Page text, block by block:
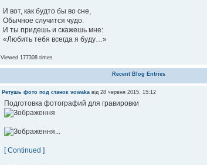
И вот, как будто бы во сне,
Обычное случится чудо.
И ты придешь и скажешь мне:
«Любить тебя всегда я буду…»
Viewed 177308 times
Recent Blog Entries
Ретушь фото под станок vowaka від 28 червня 2015, 15:12
Подготовка фотографий для гравировки
[ Continued ]